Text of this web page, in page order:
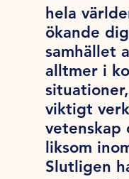
hela
ökande
samhället
alltmer i
viktigt
vetenskap
liksom
Slutligen